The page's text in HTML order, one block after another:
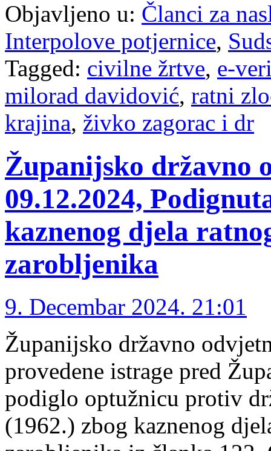
Objavljeno u: Članci za
Interpolove potjernice,
Tagged: civilne žrtve, e-
milorad davidović, ratni
krajina, živko zagorac i dr
Županijsko državno
09.12.2024,
kaznenog djela
zarobljenika
9. Decembar 2024. 21:01
Županijsko državno
provedene istrage pred
podiglo optužnicu protiv
(1962.) zbog kaznenog